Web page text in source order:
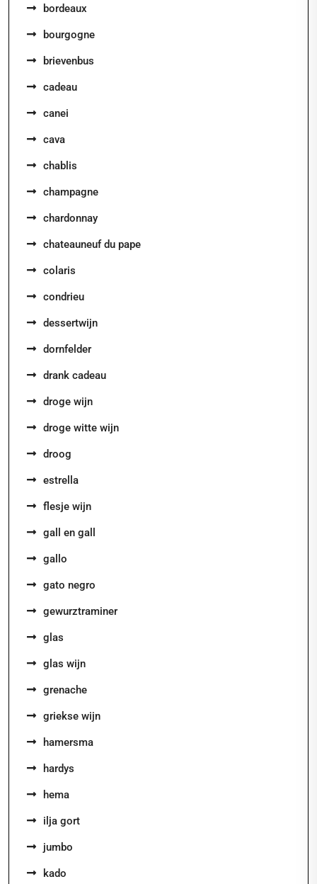
bordeaux
bourgogne
brievenbus
cadeau
canei
cava
chablis
champagne
chardonnay
chateauneuf du pape
colaris
condrieu
dessertwijn
dornfelder
drank cadeau
droge wijn
droge witte wijn
droog
estrella
flesje wijn
gall en gall
gallo
gato negro
gewurztraminer
glas
glas wijn
grenache
griekse wijn
hamersma
hardys
hema
ilja gort
jumbo
kado